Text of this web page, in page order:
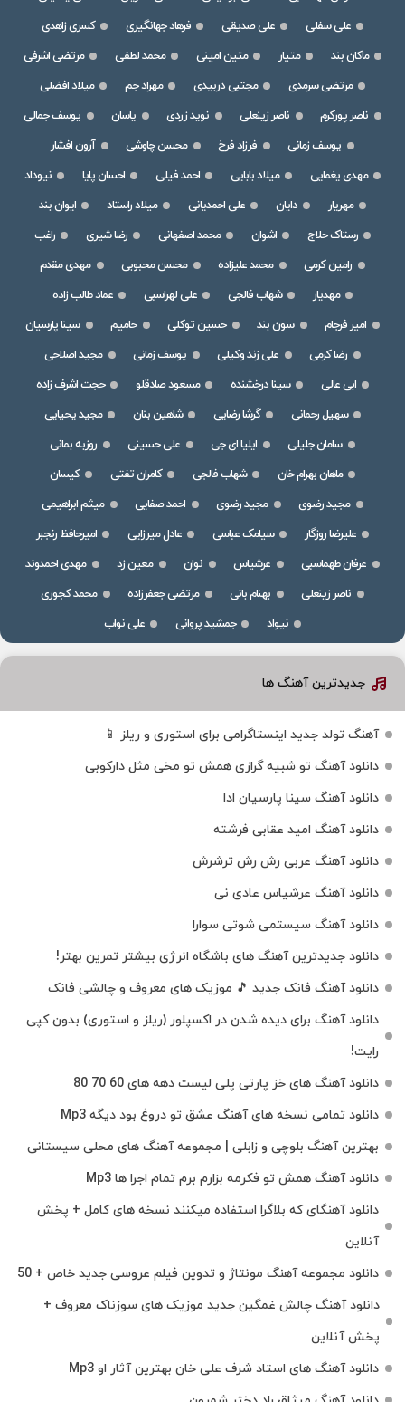
علی سفلی
علی صدیقی فرهاد جهانگیری
کسری زاهدی
ماکان بند
متیار متین امینی محمد لطفی
مرتضی اشرفی
مرتضی سرمدی
مجتبی دربیدی مهراد جم
میلاد افضلی
ناصر پورکرم
ناصر زینعلی نوید زردی یاسان
یوسف جمالی
یوسف زمانی
فرزاد فرخ محسن چاوشی
آرون افشار
مهدی یغمایی
میلاد بابایی احمد فیلی احسان پایا
نیوداد
مهریار
دایان علی احمدیانی میلاد راستاد
ایوان بند
رستاک حلاج
اشوان محمد اصفهانی رضا شیری
راغب
رامین کرمی
محمد علیزاده محسن محبوبی
مهدی مقدم
مهدیار
شهاب فالجی علی لهراسبی
عماد طالب زاده
امیر فرجام
سون بند حسین توکلی حامیم
سینا پارسیان
رضا کرمی
علی زند وکیلی یوسف زمانی
مجید اصلاحی
ابی عالی
سینا درخشنده مسعود صادقلو
حجت اشرف زاده
سهیل رحمانی
گرشا رضایی شاهین بنان
مجید یحیایی
سامان جلیلی
ایلیا ای جی علی حسینی
روزبه بمانی
ماهان بهرام خان
شهاب فالجی کامران تفتی
کیسان
مجید رضوی
مجید رضوی احمد صفایی
میثم ابراهیمی
علیرضا روزگار
سیامک عباسی عادل میرزایی
امیرحافظ رنجبر
عرفان طهماسبی
عرشیاس نوان معین زد
مهدی احمدوند
ناصر زینعلی
بهنام بانی مرتضی جعفرزاده
محمد کجوری
نیواد
جمشید پروانی علی نواب
جدیدترین آهنگ ها
آهنگ تولد جدید اینستاگرامی برای استوری و ریلز 📱
دانلود آهنگ تو شبیه گرازی همش تو مخی مثل دارکوبی
دانلود آهنگ سینا پارسیان ادا
دانلود آهنگ امید عقابی فرشته
دانلود آهنگ عربی رش رش ترشرش
دانلود آهنگ عرشیاس عادی نی
دانلود آهنگ سیستمی شوتی سوارا
دانلود جدیدترین آهنگ‌ های باشگاه انرژی بیشتر تمرین بهتر!
دانلود آهنگ فانک جدید 🎵 موزیک‌ های معروف و چالشی فانک
دانلود آهنگ برای دیده شدن در اکسپلور (ریلز و استوری) بدون کپی
رایت!
دانلود آهنگ های خز پارتی پلی لیست دهه های 60 70 80
دانلود تمامی نسخه های آهنگ عشق تو دروغ بود دیگه Mp3
بهترین آهنگ بلوچی و زابلی | مجموعه آهنگ‌ های محلی سیستانی
دانلود آهنگ همش تو فکرمه بزارم برم تمام اجرا ها Mp3
دانلود آهنگای که بلاگرا استفاده میکنند نسخه های کامل + پخش
آنلاین
دانلود مجموعه آهنگ مونتاژ و تدوین فیلم عروسی جدید خاص + 50
دانلود آهنگ چالش غمگین جدید موزیک های سوزناک معروف +
پخش آنلاین
دانلود آهنگ های استاد شرف علی خان بهترین آثار او Mp3